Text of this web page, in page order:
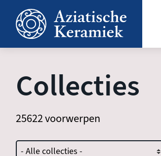
Overslaan
naar
Collecties
25622 voorwerpen